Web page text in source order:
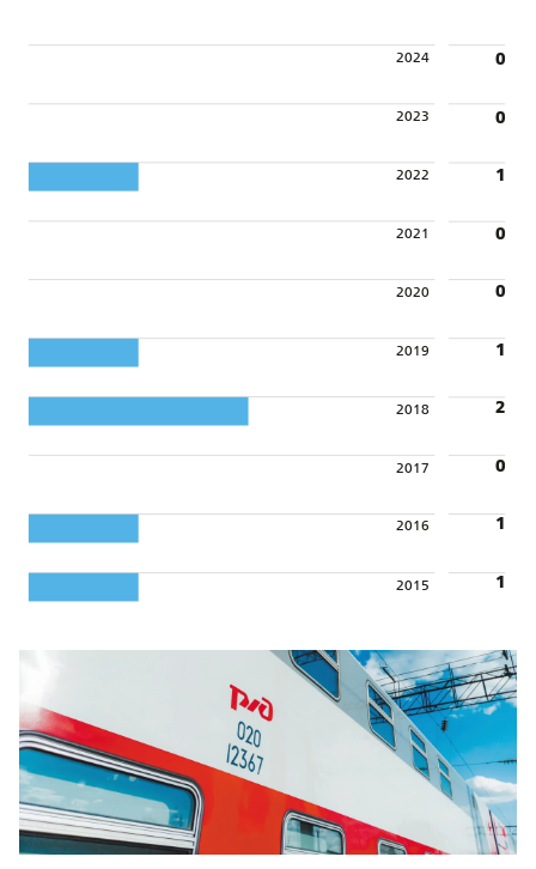
0,0 0,5 1,0 1,5 2,0
0
0
1
0
0
1
2
0
1
1
2023
2024
2022
2021
2020
2019
2018
2017
2016
2015